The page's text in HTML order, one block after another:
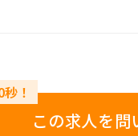
この求人を問